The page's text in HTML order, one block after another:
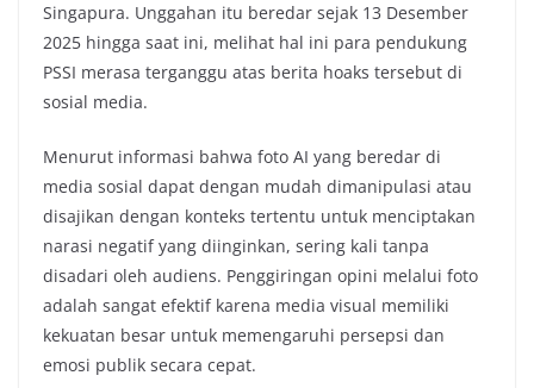
Singapura. Unggahan itu beredar sejak 13 Desember
2025 hingga saat ini, melihat hal ini para pendukung
PSSI merasa terganggu atas berita hoaks tersebut di
sosial media.
Menurut informasi bahwa foto AI yang beredar di
media sosial dapat dengan mudah dimanipulasi atau
disajikan dengan konteks tertentu untuk menciptakan
narasi negatif yang diinginkan, sering kali tanpa
disadari oleh audiens. Penggiringan opini melalui foto
adalah sangat efektif karena media visual memiliki
kekuatan besar untuk memengaruhi persepsi dan
emosi publik secara cepat.